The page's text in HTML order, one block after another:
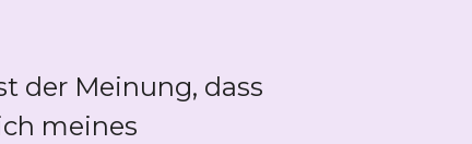
der Meinung, dass
meines